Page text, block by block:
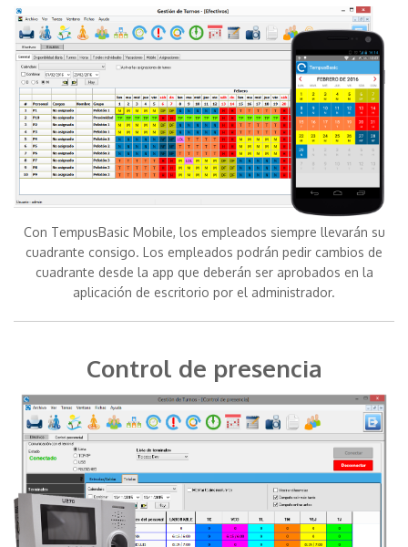
Con TempusBasic Mobile, los empleados siempre llevarán su
cuadrante consigo. Los empleados podrán pedir cambios de
cuadrante desde la app que deberán ser aprobados en la
aplicación de escritorio por el administrador.
Control de presencia